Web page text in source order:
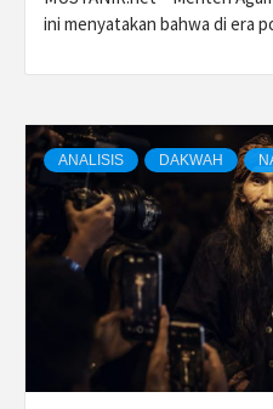
ini menyatakan bahwa di era
ANALISIS DAKWAH